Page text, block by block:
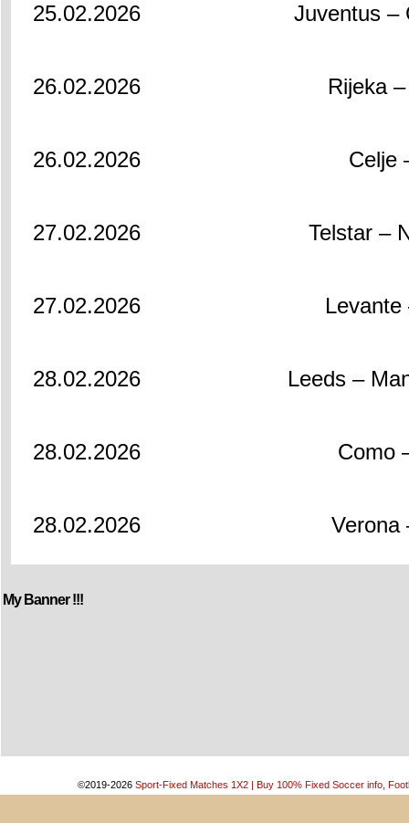
25.02.2026 Juventus –
26.02.2026 Rijeka
26.02.2026 Celje
27.02.2026 Telstar –
27.02.2026 Levante
28.02.2026 Leeds –
28.02.2026 Como
28.02.2026 Verona
My Banner !!!
©2019-2026 Sport-Fixed Matches 1X2 | Buy 100% Fixed Soccer info,